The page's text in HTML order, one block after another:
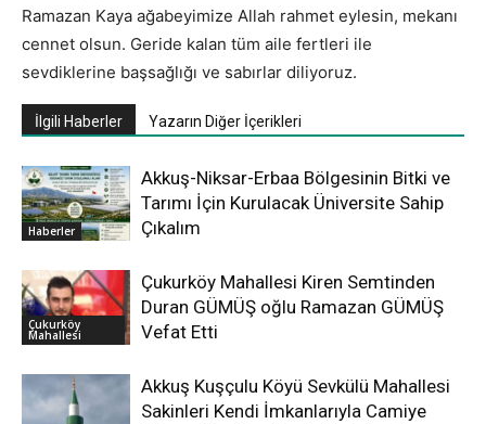
Ramazan Kaya ağabeyimize Allah rahmet eylesin, mekanı
cennet olsun. Geride kalan tüm aile fertleri ile
sevdiklerine başsağlığı ve sabırlar diliyoruz.
İlgili Haberler Yazarın Diğer İçerikleri
Haberler
Akkuş-Niksar-Erbaa Bölgesinin Bitki ve
Tarımı İçin Kurulacak Üniversite Sahip
Çıkalım
Çukurköy
Mahallesi
Çukurköy Mahallesi Kiren Semtinden
Duran GÜMÜŞ oğlu Ramazan GÜMÜŞ
Vefat Etti
Akkuş Kuşçulu Köyü Sevkülü Mahallesi
Sakinleri Kendi İmkanlarıyla Camiye